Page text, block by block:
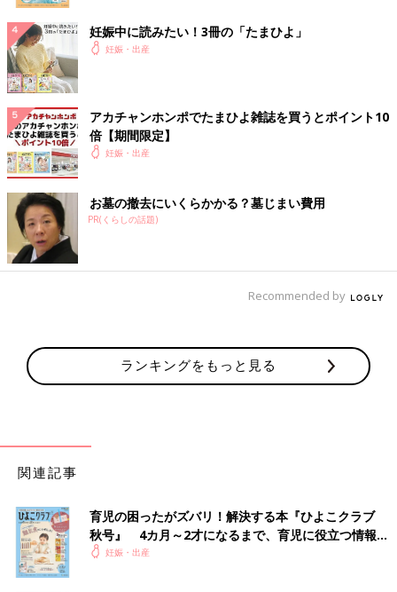
妊娠中に読みたい！3冊の「たまひよ」
妊娠・出産
アカチャンホンポでたまひよ雑誌を買うとポイント10
倍【期間限定】
妊娠・出産
お墓の撤去にいくらかかる？墓じまい費用
PR(くらしの話題)
Recommended by
ランキングをもっと見る
関連記事
育児の困ったがズバリ！解決する本『ひよこクラブ
秋号』 4カ月～2才になるまで、育児に役立つ情報が
いっぱい！
妊娠・出産